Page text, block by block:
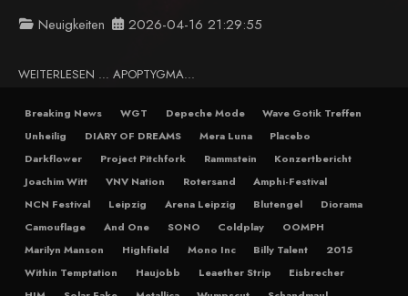
Neuigkeiten 2026-04-16 21:29:55
WEITERLESEN … APOPTYGMA...
Breaking News WGT Depeche Mode
Wave Gotik Treffen
Unheilig
DIARY OF DREAMS Mera Luna
Placebo
Darkflower
Project Pitchfork Rammstein
Konzertbericht
Joachim Witt
VNV Nation Rotersand
Amphi-Festival
NCN Festival
Leipzig Arena Leipzig Blutengel
Diorama
Camouflage
And One SONO Coldplay
OOMPH
Marilyn Manson
Highfield Mono Inc Billy Talent
2015
Within Temptation
Haujobb Leaether Strip
Eisbrecher